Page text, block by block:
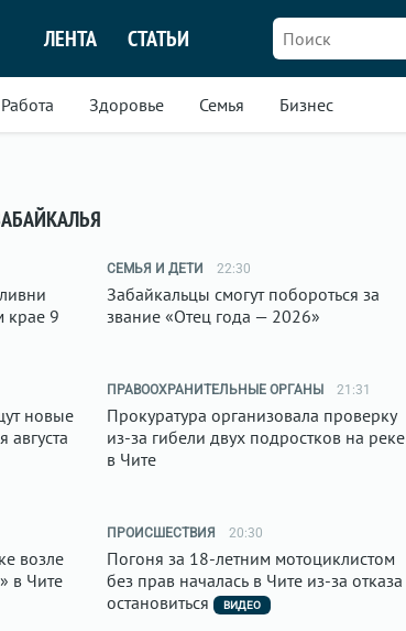
ЛЕНТА СТАТЬИ
Работа Здоровье Семья Бизнес
крае 9
СЕМЬЯ И ДЕТИ 22:30
Забайкальцы смогут побороться за
звание «Отец года — 2026»
новые
ПРАВООХРАНИТЕЛЬНЫЕ ОРГАНЫ 21:31
Прокуратура организовала проверку
из-за гибели двух подростков на реке
в Чите
возле
в Чите
ПРОИСШЕСТВИЯ 20:30
Погоня за 18-летним мотоциклистом
без прав началась в Чите из-за отказа
остановиться
ВИДЕО